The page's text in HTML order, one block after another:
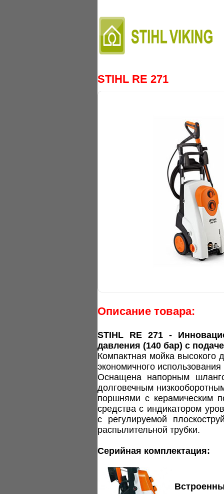
STIHL RE 271
Описание товара:
STIHL RE 271 -
давления (140 бар) с
Компактная мойка
экономичного
Оснащена напорным
долговечным
поршнями с керамическим
средства с индикатором
с регулируемой
распылительной трубки.
Серийная комплектация: